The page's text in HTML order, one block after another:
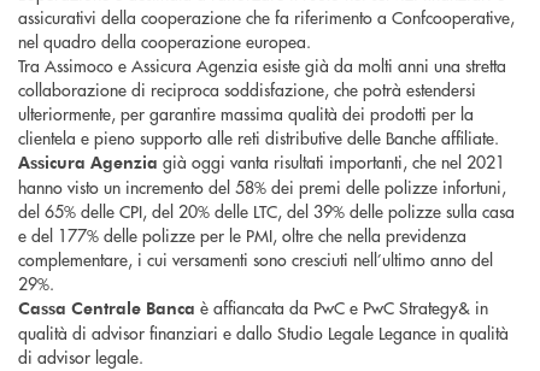
assicurativi della cooperazione che fa riferimento a Confcooperative,
nel quadro della cooperazione europea.
Tra Assimoco e Assicura Agenzia esiste già da molti anni una stretta
collaborazione di reciproca soddisfazione, che potrà estendersi
ulteriormente, per garantire massima qualità dei prodotti per la
clientela e pieno supporto alle reti distributive delle Banche affiliate.
Assicura Agenzia già oggi vanta risultati importanti, che nel 2021
hanno visto un incremento del 58% dei premi delle polizze infortuni,
del 65% delle CPI, del 20% delle LTC, del 39% delle polizze sulla casa
e del 177% delle polizze per le PMI, oltre che nella previdenza
complementare, i cui versamenti sono cresciuti nell’ultimo anno del
29%.
Cassa Centrale Banca è affiancata da PwC e PwC Strategy& in
qualità di advisor finanziari e dallo Studio Legale Legance in qualità
di advisor legale.